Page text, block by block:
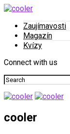
Zaujímavosti
Magazín
Kvízy
Connect with us
cooler